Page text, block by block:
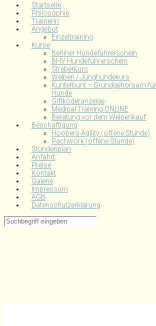
Startseite
Philosophie
Trainerin
Angebot
Einzeltraining
Kurse
Berliner Hundeführerschein
BHV Hundeführerschein
Streberkurs
Welpen / Junghundekurs
Kunterbunt – Grundgehorsam
Hunde
Giftköderanzeige
Medical Training ONLINE
Beratung vor dem Welpenkauf
Beschäftigung
Hoopers Agility (offene Stunde)
Pachwork (offene Stunde)
Stundenplan
Anfahrt
Preise
Kontakt
Galerie
Impressum
AGB
Datenschutzerklärung